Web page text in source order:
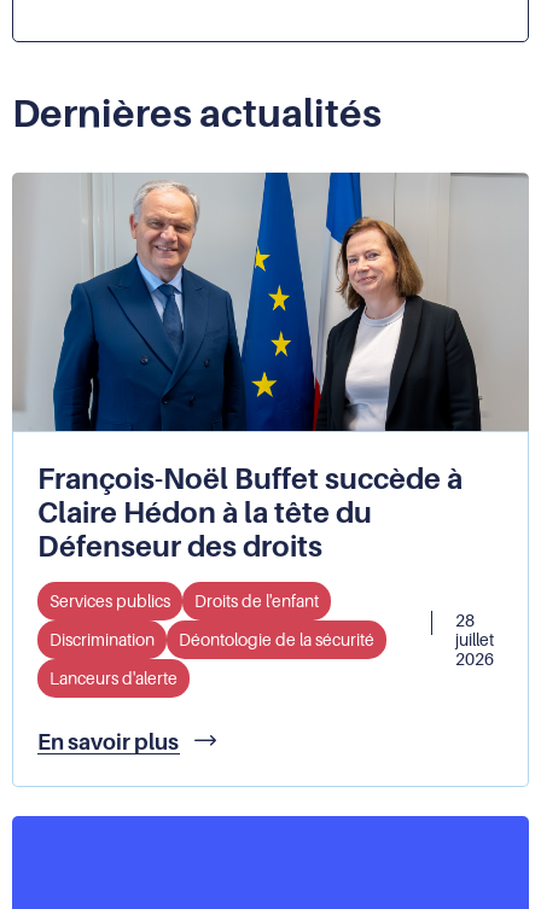
Dernières actualités
François-Noël Buffet succède à
Claire Hédon à la tête du
Défenseur des droits
Services publics
Droits de l'enfant
Discrimination
Déontologie de la sécurité
Lanceurs d'alerte
28
juillet
2026
En savoir plus
François-
Buffet
succède